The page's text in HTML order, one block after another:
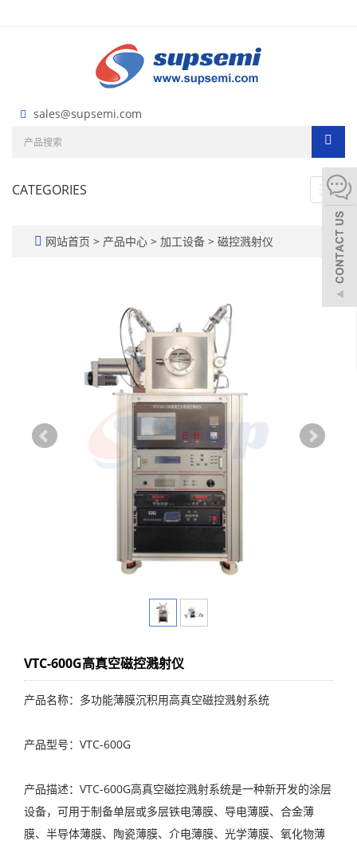
sales@supsemi.com
CATEGORIES
网站首页 > 产品中心 > 加工设备 > 磁控溅射仪
VTC-600G高真空磁控溅射仪
产品名称：多功能薄膜沉积用高真空磁控溅射系统
产品型号：VTC-600G
产品描述：VTC-600G高真空磁控溅射系统是一种新开发的涂层
设备，可用于制备单层或多层铁电薄膜、导电薄膜、合金薄
膜、半导体薄膜、陶瓷薄膜、介电薄膜、光学薄膜、氧化物薄